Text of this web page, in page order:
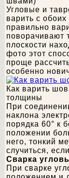
Угловые и
варить с
правильно
поворачивают
плоскости
фото этот
проще
особенно
Как варить
толщины
При
наклона
порядка 60° к
положении
него, тонкий
случиться,
Сварка
При сварке